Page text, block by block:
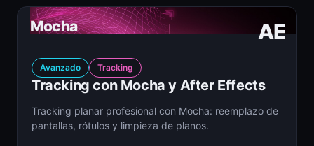
AE
Mocha
Avanzado Tracking
Tracking con Mocha y After Effects
Tracking planar profesional con Mocha: reemplazo de
pantallas, rótulos y limpieza de planos.